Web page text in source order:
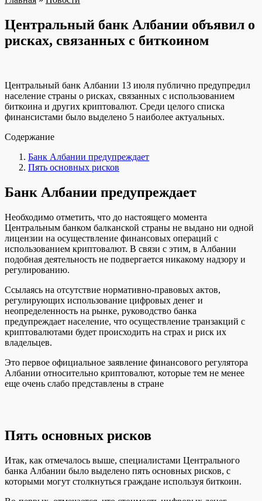
Центральный банк Албании объявил о
рисках, связанных с биткоином
Центральный банк Албании 13 июля публично предупредил
население страны о рисках, связанных с использованием
биткоина и других криптовалют. Среди целого списка
финансистами было выделено 5 наиболее актуальных.
Содержание
Банк Албании предупреждает
Пять основных рисков
Банк Албании предупреждает
Необходимо отметить, что до настоящего момента
Центральным банком балканской страны не выдано ни одной
лицензии на осуществление финансовых операций с
использованием криптовалют. В связи с этим, в Албании
подобная деятельность не подвергается никакому надзору и
регулированию.
Ссылаясь на отсутствие нормативно-правовых актов,
регулирующих использование цифровых денег и
неопределенность на рынке, руководство банка
предупреждает население, что осуществление транзакций с
криптовалютами будет происходить на страх и риск их
владельцев.
Это первое официальное заявление финансового регулятора
Албании относительно криптовалют, которые тем не менее
еще очень слабо представлены в стране
Пять основных рисков
Итак, как отмечалось выше, специалистами Центрального
банка Албании было выделено пять основных рисков, с
которыми могут столкнуться граждане используя биткоин.